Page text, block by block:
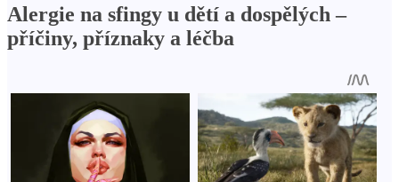
Alergie na sfingy u dětí a dospělých –
příčiny, příznaky a léčba